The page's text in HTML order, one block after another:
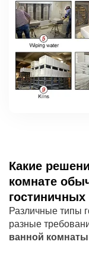
Какие
комнате
гостиничных
Различные типы
разные
ванной комнаты